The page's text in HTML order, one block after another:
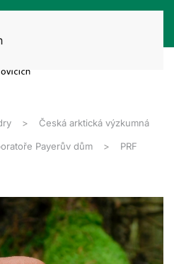
Česká arktická výzkumná
Payerův dům PRF